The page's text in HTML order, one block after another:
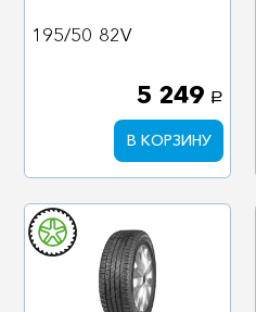
195/50 82V
5 249 a
В КОРЗИНУ